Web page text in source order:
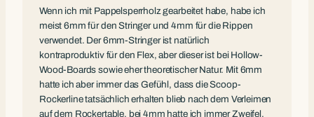
Wenn ich mit Pappelsperrholz gearbeitet habe, habe ich
meist 6mm für den Stringer und 4mm für die Rippen
verwendet. Der 6mm-Stringer ist natürlich
kontraproduktiv für den Flex, aber dieser ist bei Hollow-
Wood-Boards sowie eher theoretischer Natur. Mit 6mm
hatte ich aber immer das Gefühl, dass die Scoop-
Rockerline tatsächlich erhalten blieb nach dem Verleimen
auf dem Rockertable, bei 4mm hatte ich immer Zweifel.